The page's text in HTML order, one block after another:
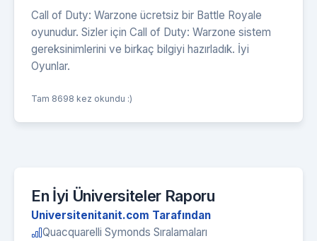
Call of Duty: Warzone ücretsiz bir Battle Royale
oyunudur. Sizler için Call of Duty: Warzone sistem
gereksinimlerini ve birkaç bilgiyi hazırladık. İyi
Oyunlar.
Tam 8698 kez okundu :)
En İyi Üniversiteler Raporu
Universitenitanit.com Tarafından
Quacquarelli Symonds Sıralamaları